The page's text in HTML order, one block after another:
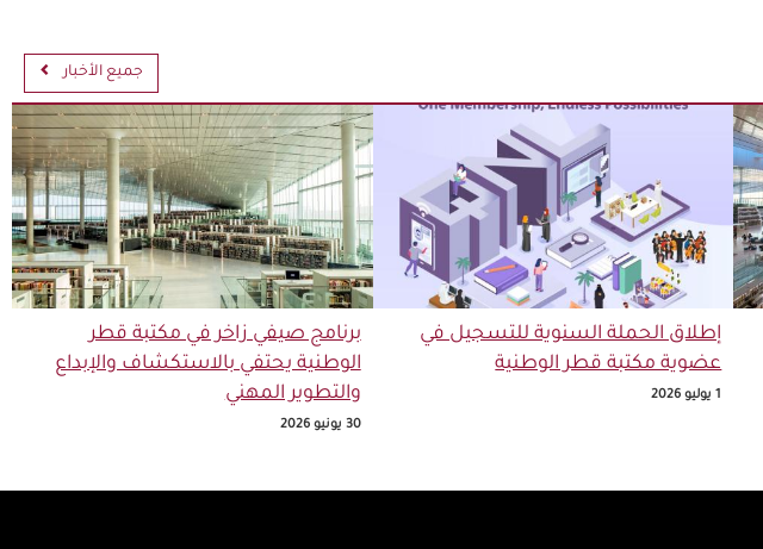
جميع الأخبار
إطلاق الحملة السنوية للتسجيل في
عضوية مكتبة قطر الوطنية
1 يوليو 2026
برنامج صيفي زاخر في مكتبة قطر
الوطنية يحتفي بالاستكشاف والإبداع
والتطوير المهني
30 يونيو 2026